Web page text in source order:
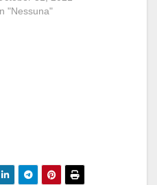
"Nessuna"